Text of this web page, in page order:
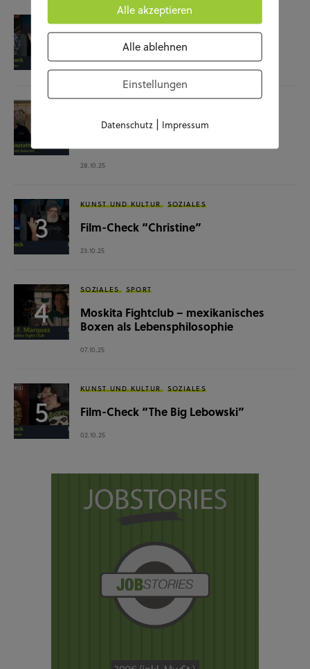
KUNST UND KULTUR
Film-Check “The Terminator”
Raumausstatterin – (k)ein Beruf mit
28.10.25
KUNST UND KULTUR SOZIALES
Film-Check “Christine”
23.10.25
SOZIALES SPORT
Moskita Fightclub – mexikanisches
Boxen als Lebensphilosophie
07.10.25
KUNST UND KULTUR SOZIALES
Film-Check “The Big Lebowski”
02.10.25
Alle akzeptieren
Alle ablehnen
Einstellungen
Datenschutz| Impressum